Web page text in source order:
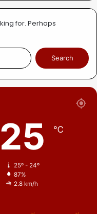
for. Perhaps
25 ℃
25º - 24º
87%
2.8 km/h